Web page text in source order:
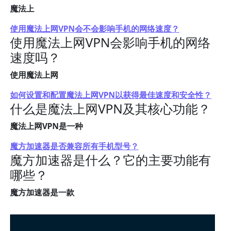
魔法上
使用魔法上网VPN会不会影响手机的网络速度？
使用魔法上网VPN会影响手机的网络
速度吗？
使用魔法上网
如何设置和配置魔法上网VPN以获得最佳速度和安全性？
什么是魔法上网VPN及其核心功能？
魔法上网VPN是一种
魔方加速器是否兼容所有手机型号？
魔方加速器是什么？它的主要功能有
哪些？
魔方加速器是一款